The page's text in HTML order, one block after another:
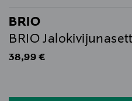
BRIO
BRIO
Original Price
38,99 €